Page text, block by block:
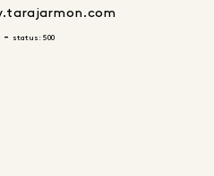
- status: 500